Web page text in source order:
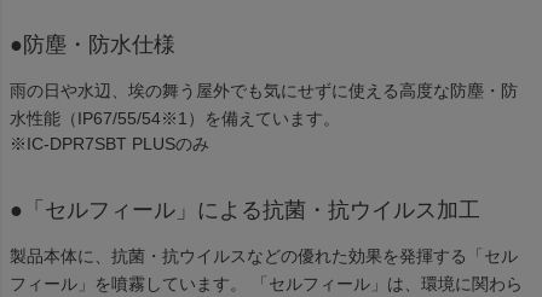
●防塵・防水仕様
雨の日や水辺、埃の舞う屋外でも気にせずに使える高度な防塵・防
水性能（IP67/55/54※1）を備えています。
※IC-DPR7SBT PLUSのみ
●「セルフィール」による抗菌・抗ウイルス加工
製品本体に、抗菌・抗ウイルスなどの優れた効果を発揮する「セル
フィール」を噴霧しています。 「セルフィール」は、環境に関わら